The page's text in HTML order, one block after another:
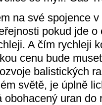
na své spojence
pokud jde
A čím rychleji
cenu bude
balistických
světě, je úplně
obohacený uran do